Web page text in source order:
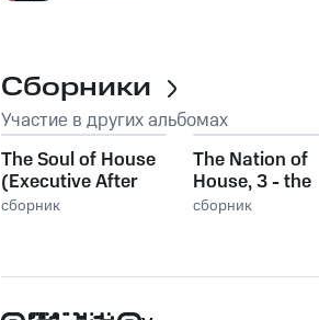
Сборники
Участие в других альбомах
The Soul of House
(Executive After
Dinner Selection)
сборник
The Nation of
House, 3 - the
Finest House
сборник